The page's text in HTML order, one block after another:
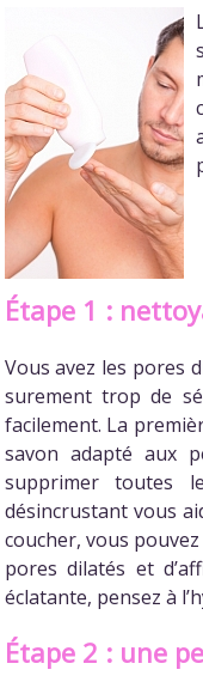
Étape 1 :
Vous avez les pores
surement trop de
facilement. La
savon adapté aux
supprimer toutes
désincrustant vous
coucher, vous
pores dilatés et
éclatante, pensez à
Étape 2 : une